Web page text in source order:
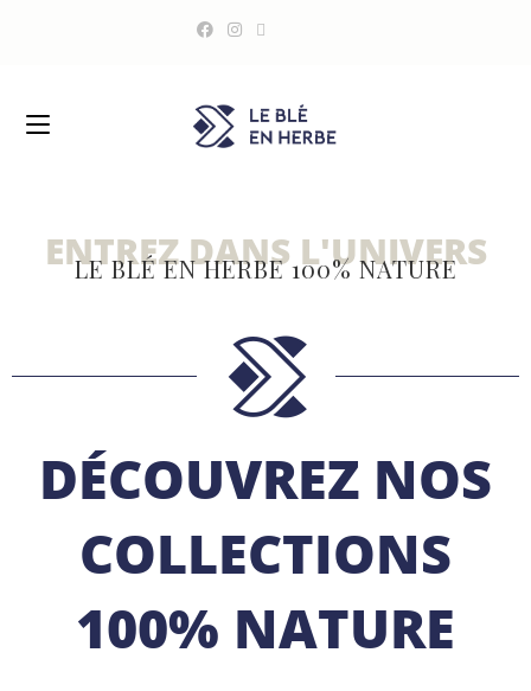
ENTREZ DANS L'UNIVERS
LE BLÉ EN HERBE 100% NATURE
DÉCOUVREZ NOS
COLLECTIONS
100% NATURE